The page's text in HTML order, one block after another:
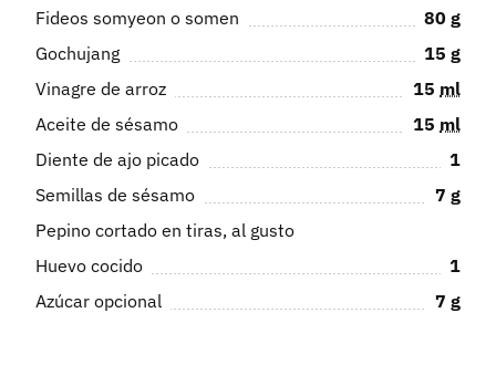
Fideos somyeon o somen 80 g
Gochujang
15 g
Vinagre de arroz
15 ml
Aceite de sésamo
15 ml
Diente de ajo picado
1
Semillas de sésamo
7 g
Pepino cortado en tiras, al gusto
Huevo cocido
1
Azúcar opcional
7 g